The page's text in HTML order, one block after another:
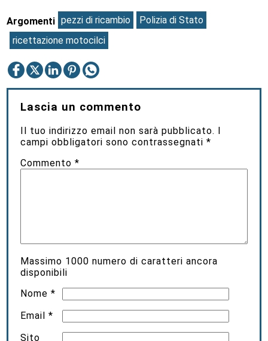
Argomenti pezzi di ricambio
Polizia di Stato
ricettazione motocilci
Lascia un commento
Il tuo indirizzo email non sarà pubblicato.
campi obbligatori sono contrassegnati*
Commento*
Massimo 1000 numero di caratteri ancora
disponibili
Nome*
Email*
Sito